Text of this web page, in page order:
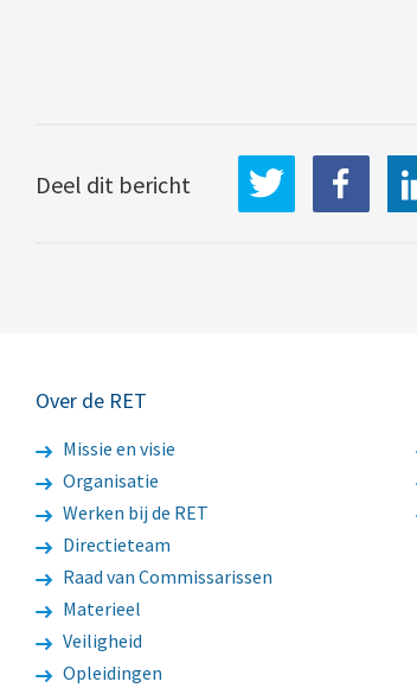
Deel dit bericht
Over de RET
Missie en visie
Organisatie
Werken bij de RET
Directieteam
Raad van Commissarissen
Materieel
Veiligheid
Opleidingen